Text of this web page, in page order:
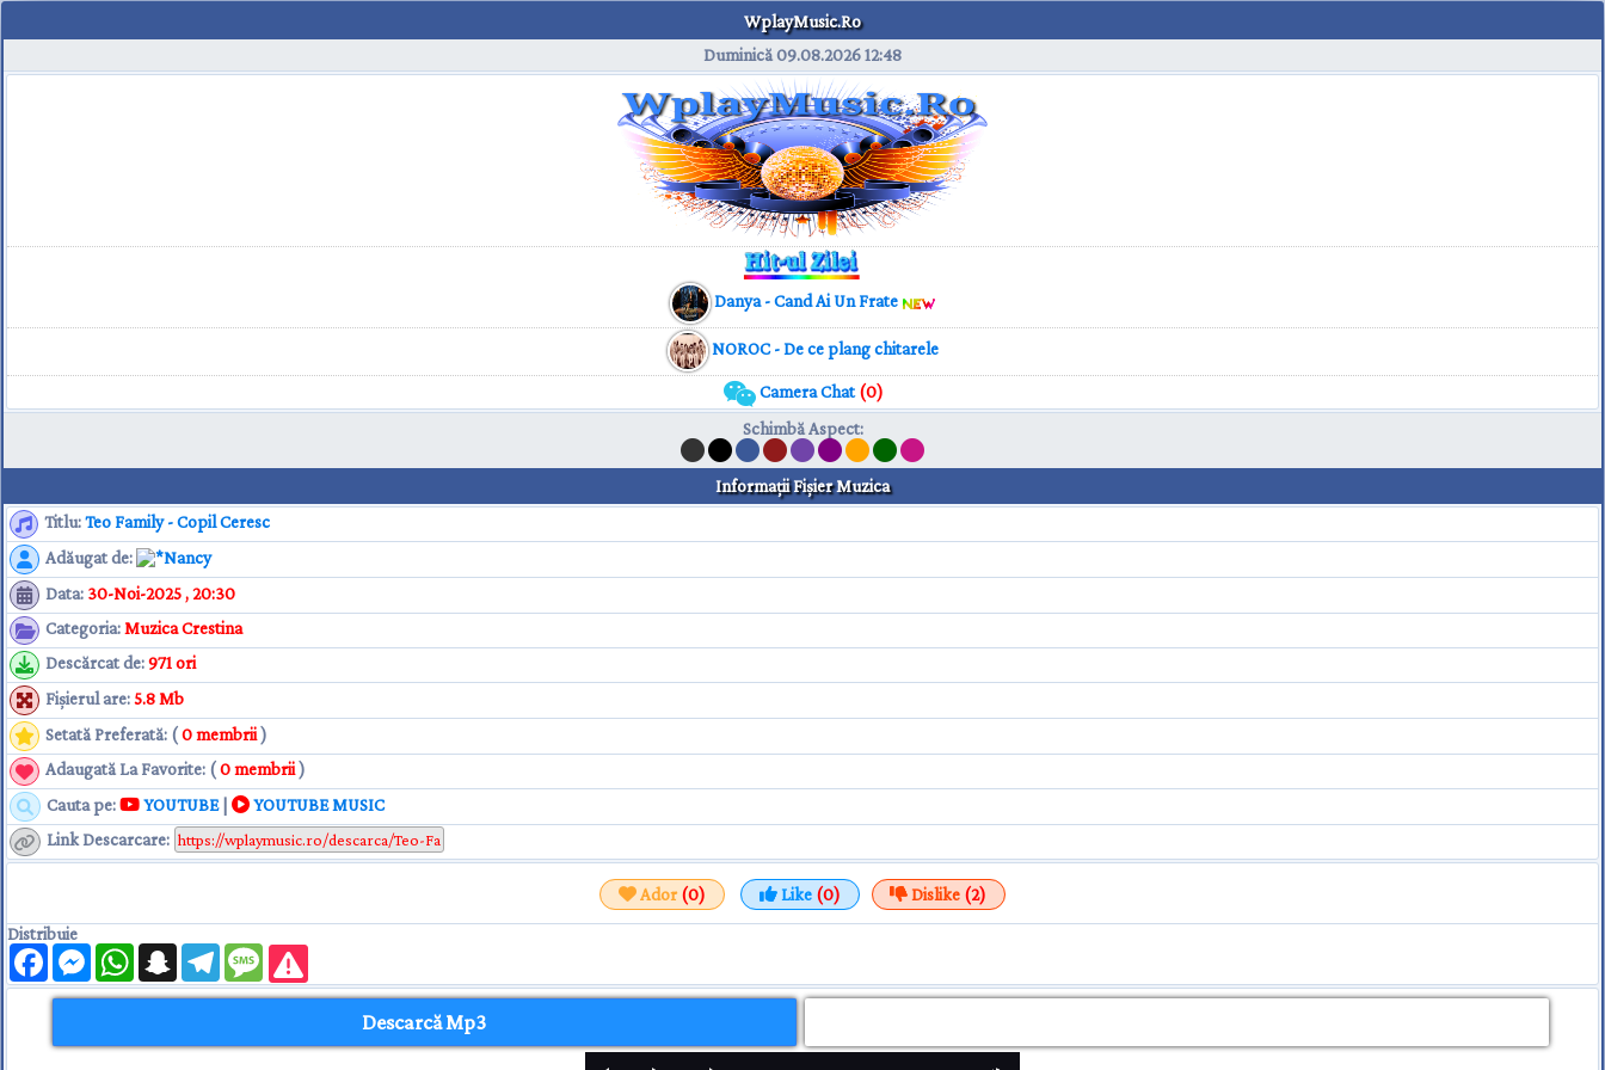
WplayMusic.Ro
Duminică 09.08.202612:48
Danya - Cand Ai Un Frate
NOROC - De ce plang chitarele
Camera Chat(0)
Schimbă Aspect:
Informaţii Fişier Muzica
Titlu:Teo Family - Copil Ceresc
Adăugat de:
Nancy
Data: 30-Noi-2025 , 20:30
Categoria: Muzica Crestina
Descărcat de:971 ori
Fişierul are:5.8 Mb
Setată Preferată: (0 membrii )
Adaugată La Favorite: (0 membrii )
Cauta pe:
YOUTUBE|
YOUTUBE MUSIC
Link Descarcare:
Ador(0) Like (0) Dislike (2)
Distribuie
FacebookMessengerWhatsAppSnapchatTelegramMessage
Descarcă Mp3